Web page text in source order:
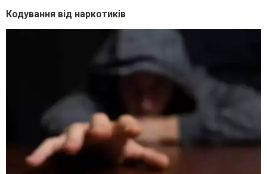
Кодування від наркотиків